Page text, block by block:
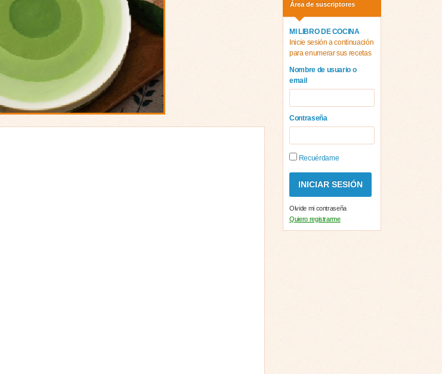
Área de suscriptores
MI LIBRO DE COCINA
Inicie sesión a continuación
para enumerar sus recetas
Nombre de usuario o
email
Contraseña
Recuérdame
Olvide mi contraseña
Quiero registrarme